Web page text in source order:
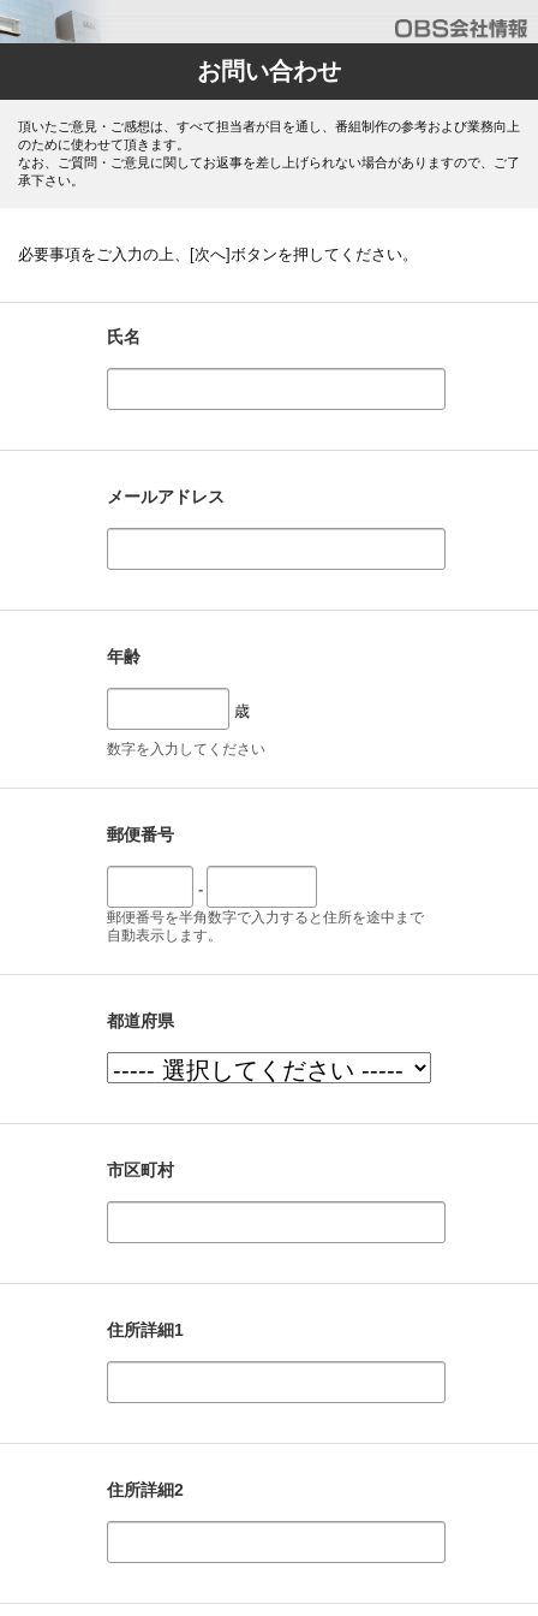
お問い合わせ
頂いたご意見・ご感想は、すべて担当者が目を通し、番組制作の参考および業務向上
のために使わせて頂きます。
なお、ご質問・ご意見に関してお返事を差し上げられない場合がありますので、ご了
承下さい。
必要事項をご入力の上、[次へ]ボタンを押してください。
氏名
メールアドレス
年齢
歳
数字を入力してください
郵便番号
-
郵便番号を半角数字で入力すると住所を途中まで
自動表示します。
都道府県
市区町村
住所詳細1
住所詳細2